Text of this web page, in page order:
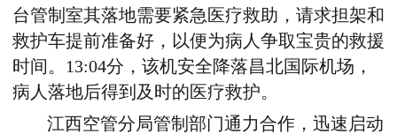
台管制室其落地需要紧急医疗救助，请求担架和
救护车提前准备好，以便为病人争取宝贵的救援
时间。13:04分，该机安全降落昌北国际机场，
病人落地后得到及时的医疗救护。
江西空管分局管制部门通力合作，迅速启动